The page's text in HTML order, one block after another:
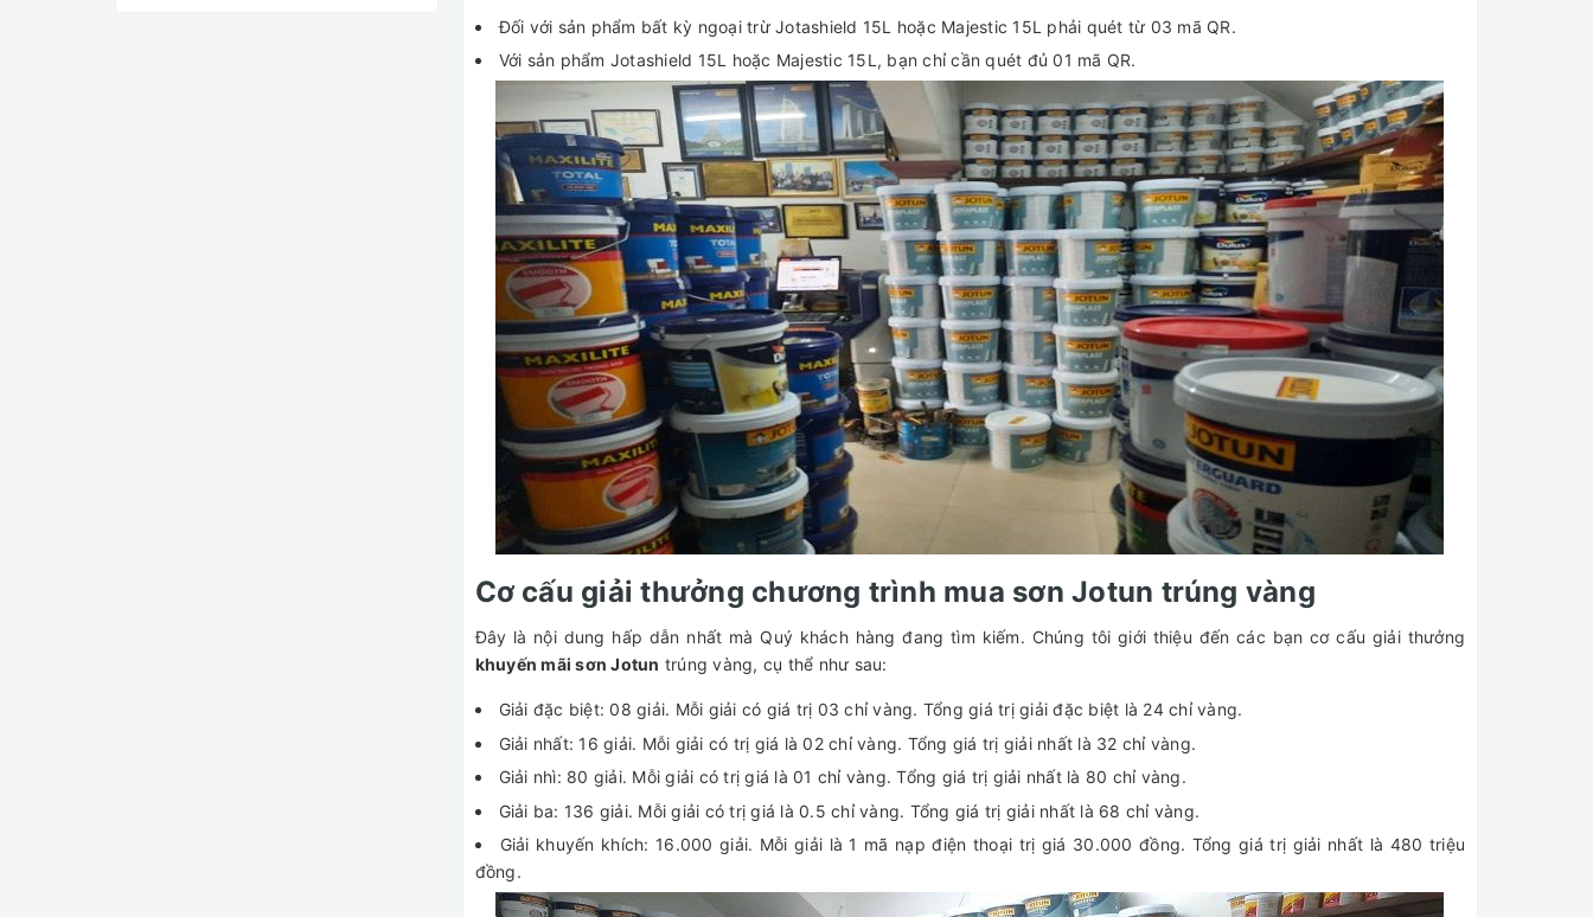
Đối với sản phẩm bất kỳ ngoại trừ Jotashield 15L hoặc Majestic 15L phải quét từ 03 mã QR.
Với sản phẩm Jotashield 15L hoặc Majestic 15L, bạn chỉ cần quét đủ 01 mã QR.
Cơ cấu giải thưởng chương trình mua sơn Jotun trúng vàng
Đây là nội dung hấp dẫn nhất mà Quý khách hàng đang tìm kiếm. Chúng tôi giới thiệu đến các bạn cơ cấu giải thưởng
khuyến mãi sơn Jotun trúng vàng, cụ thể như sau:
Giải đặc biệt: 08 giải. Mỗi giải có giá trị 03 chỉ vàng. Tổng giá trị giải đặc biệt là 24 chỉ vàng.
Giải nhất: 16 giải. Mỗi giải có trị giá là 02 chỉ vàng. Tổng giá trị giải nhất là 32 chỉ vàng.
Giải nhì: 80 giải. Mỗi giải có trị giá là 01 chỉ vàng. Tổng giá trị giải nhất là 80 chỉ vàng.
Giải ba: 136 giải. Mỗi giải có trị giá là 0.5 chỉ vàng. Tổng giá trị giải nhất là 68 chỉ vàng.
Giải khuyến khích: 16.000 giải. Mỗi giải là 1 mã nạp điện thoại trị giá 30.000 đồng. Tổng giá trị giải nhất là 480 triệu
đồng.